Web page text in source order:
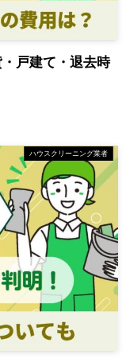
戸建て・退去時
ハウスクリーニング業者